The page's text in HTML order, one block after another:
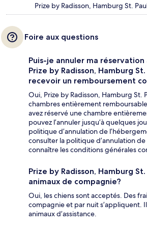
Prize by Radisson, Hamburg St.
Foire aux questions
Puis-je annuler ma réservation
Prize by Radisson, Hamburg
recevoir un remboursement
Oui, Prize by Radisson, Hamburg St.
chambres entièrement
avez réservé une chambre
pouvez l’annuler jusqu’à quelques
politique d’annulation de
consulter la politique d’annulation
connaître les conditions générales
Prize by Radisson, Hamburg
animaux de compagnie?
Oui, les chiens sont acceptés. Des
compagnie et par nuit s’appliquent.
animaux d’assistance.